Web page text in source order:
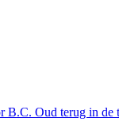
B.C. Oud terug in de